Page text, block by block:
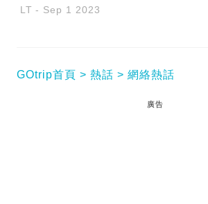
LT Sep 1 2023
GOtrip首頁 熱話 網絡熱話
廣告